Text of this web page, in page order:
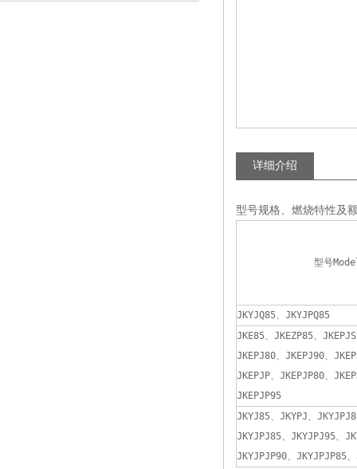
详细介绍
型号规格、燃烧特性及
型号
JKYJQ85、JKYJPQ85
JKE85、JKEZP85、
JKEPJ80、JKEPJ90、
JKEPJP、JKEPJP80、
JKEPJP95
JKYJ85、JKYPJ、
JKYJPJ85、JKYJPJ95、
JKYJPJP90、JKYJPJP85